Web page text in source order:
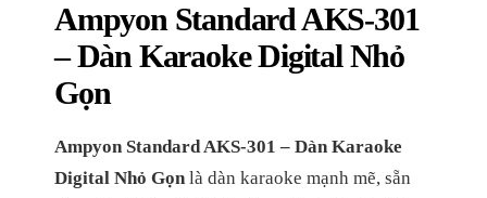
Ampyon Standard AKS-301
– Dàn Karaoke Digital Nhỏ
Gọn
Ampyon Standard AKS-301 – Dàn Karaoke
Digital Nhỏ Gọnlà dàn karaoke mạnh mẽ, sẵn